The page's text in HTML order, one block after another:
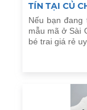
TÍN TẠI CỦ
Nếu bạn
mẫu mã ở Sài
bé trai giá rẻ